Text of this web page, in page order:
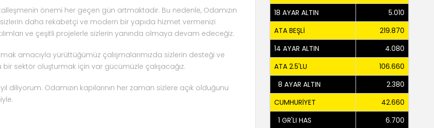
önemi her geçen gün artmaktadır. Bu nedenle, Odamızın
daha rekabetçi ve modern bir yapıda hizmet vermenizi
ve çeşitli projelerle sizlerin yanında olmaya devam edeceğiz.
amacıyla yürüttüğümüz çalışmalarımızda sizlerin desteği ve
bir sektör oluşturmak için var gücümüzle çalışacağız.
diliyorum. Odamızın kapılarının her zaman sizlere açık olduğunu
18 AYAR ALTIN
5.010
ATA BEŞLİ
219.870
14 AYAR ALTIN
4.080
ATA 2.5'LU
106.660
8 AYAR ALTIN
2.380
CUMHURİYET
42.660
1 GR'LI HAS
6.700